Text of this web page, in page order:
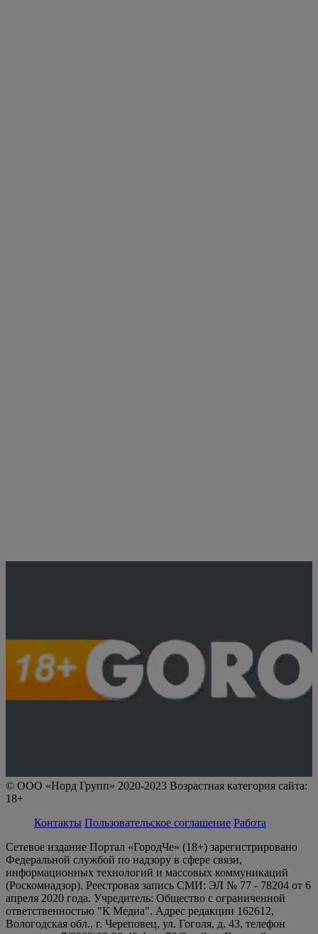
© ООО «Норд Групп» 2020-2023 Возрастная категория сайта:
18+
Контакты Пользовательское соглашение Работа
Сетевое издание Портал «ГородЧе» (18+) зарегистрировано
Федеральной службой по надзору в сфере связи,
информационных технологий и массовых коммуникаций
(Роскомнадзор). Реестровая запись СМИ: ЭЛ № 77 - 78204 от 6
апреля 2020 года. Учредитель: Общество с ограниченной
ответственностью "К Медиа". Адрес редакции 162612,
Вологодская обл., г. Череповец, ул. Гоголя, д. 43, телефон